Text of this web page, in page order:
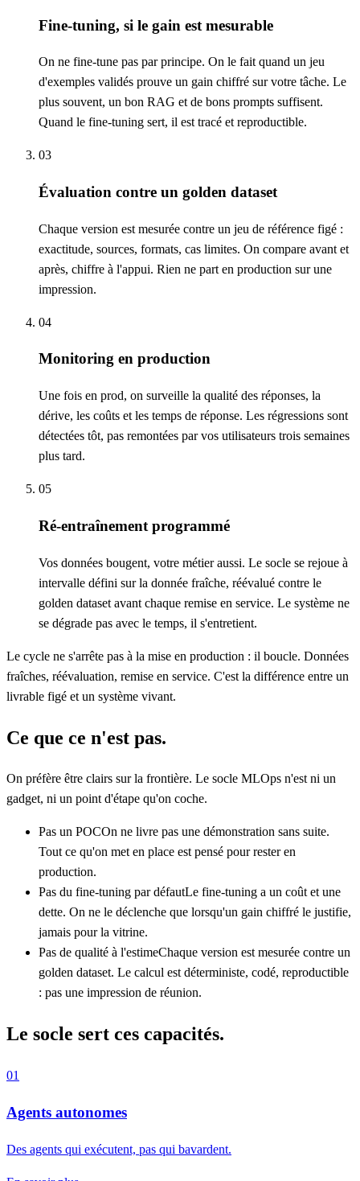
Fine-tuning, si le gain est mesurable
On ne fine-tune pas par principe. On le fait quand un jeu
d'exemples validés prouve un gain chiffré sur votre tâche. Le
plus souvent, un bon RAG et de bons prompts suffisent.
Quand le fine-tuning sert, il est tracé et reproductible.
03
Évaluation contre un golden dataset
Chaque version est mesurée contre un jeu de référence figé :
exactitude, sources, formats, cas limites. On compare avant et
après, chiffre à l'appui. Rien ne part en production sur une
impression.
04
Monitoring en production
Une fois en prod, on surveille la qualité des réponses, la
dérive, les coûts et les temps de réponse. Les régressions sont
détectées tôt, pas remontées par vos utilisateurs trois semaines
plus tard.
05
Ré-entraînement programmé
Vos données bougent, votre métier aussi. Le socle se rejoue à
intervalle défini sur la donnée fraîche, réévalué contre le
golden dataset avant chaque remise en service. Le système ne
se dégrade pas avec le temps, il s'entretient.
Le cycle ne s'arrête pas à la mise en production : il boucle. Données
fraîches, réévaluation, remise en service. C'est la différence entre un
livrable figé et un système vivant.
Ce que ce n'est pas.
On préfère être clairs sur la frontière. Le socle MLOps n'est ni un
gadget, ni un point d'étape qu'on coche.
Pas un POCOn ne livre pas une démonstration sans suite.
Tout ce qu'on met en place est pensé pour rester en
production.
Pas du fine-tuning par défautLe fine-tuning a un coût et une
dette. On ne le déclenche que lorsqu'un gain chiffré le justifie,
jamais pour la vitrine.
Pas de qualité à l'estimeChaque version est mesurée contre un
golden dataset. Le calcul est déterministe, codé, reproductible
: pas une impression de réunion.
Le socle sert ces capacités.
01
Agents autonomes
Des agents qui exécutent, pas qui bavardent.